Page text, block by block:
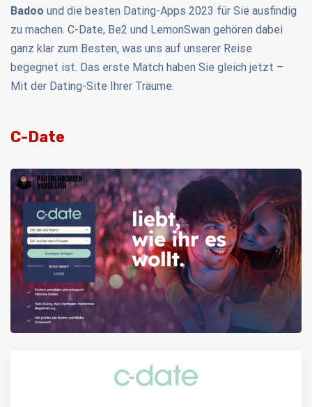
Badoo und die besten Dating-Apps 2023 für Sie ausfindig
zu machen. C-Date, Be2 und LemonSwan gehören dabei
ganz klar zum Besten, was uns auf unserer Reise
begegnet ist. Das erste Match haben Sie gleich jetzt –
Mit der Dating-Site Ihrer Träume.
C-Date